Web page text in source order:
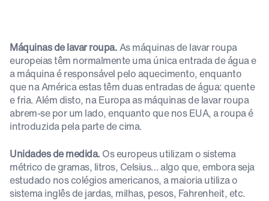
Máquinas de lavar roupa.As máquinas de lavar roupa
europeias têm normalmente uma única entrada de água e
a máquina é responsável pelo aquecimento, enquanto
que na América estas têm duas entradas de água: quente
e fria. Além disto, na Europa as máquinas de lavar roupa
abrem-se por um lado, enquanto que nos EUA, a roupa é
introduzida pela parte de cima.
Unidades de medida. Os europeus utilizam o sistema
métrico de gramas, litros, Celsius… algo que, embora seja
estudado nos colégios americanos, a maioria utiliza o
sistema inglês de jardas, milhas, pesos, Fahrenheit, etc.